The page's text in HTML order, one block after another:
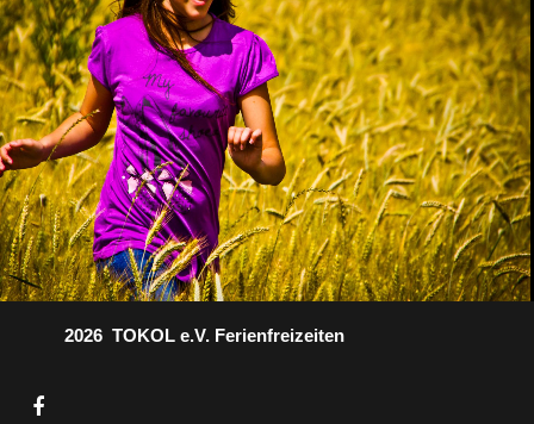
2026 TOKOL e.V. Ferienfreizeiten